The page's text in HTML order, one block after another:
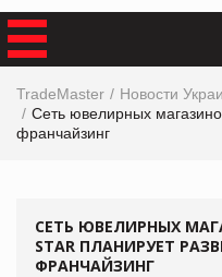
TradeMaster
Новости
Сеть ювелирных
франчайзинг
СЕТЬ ЮВЕЛИРНЫХ
STAR ПЛАНИРУЕТ
ФРАНЧАЙЗИНГ